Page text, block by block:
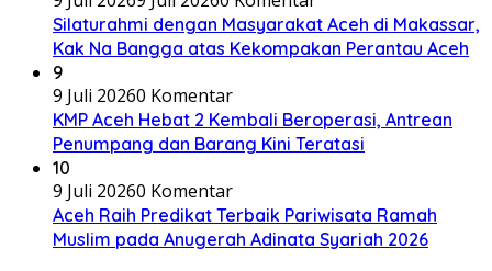
Silaturahmi dengan Masyarakat Aceh di Makassar,
Kak Na Bangga atas Kekompakan Perantau Aceh
9
9 Juli 20260 Komentar
KMP Aceh Hebat 2 Kembali Beroperasi, Antrean
Penumpang dan Barang Kini Teratasi
10
9 Juli 20260 Komentar
Aceh Raih Predikat Terbaik Pariwisata Ramah
Muslim pada Anugerah Adinata Syariah 2026